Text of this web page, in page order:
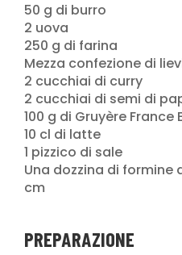
50 g di burro
2 uova
250 g di farina
Mezza confezione di
2 cucchiai di curry
2 cucchiai di semi di
100 g di Gruyère France
10 cl di latte
1 pizzico di sale
Una dozzina di formine
cm
PREPARAZIONE